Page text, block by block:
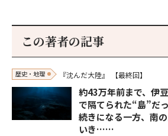
この著者の記事
歴史・地理 『沈んだ大陸』 【最終回】
約43万年前まで、伊
で隔てられた“島”だ
続きになる一方、南
いき……